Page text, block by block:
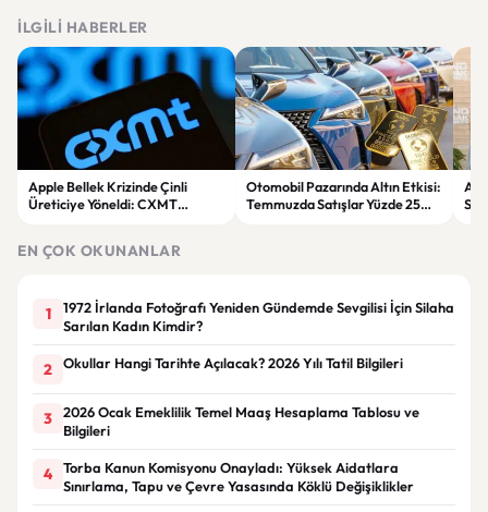
İLGILI HABERLER
Apple Bellek Krizinde Çinli
Üreticiye Yöneldi: CXMT
Otomobil Pazarında Altın Etkisi:
Temmuzda Satışlar Yüzde 25
EN ÇOK OKUNANLAR
1
1972 İrlanda Fotoğrafı Yeniden Gündemde Sevgilisi İçin Silaha
Sarılan Kadın Kimdir?
2 Okullar Hangi Tarihte Açılacak? 2026 Yılı Tatil Bilgileri
3
2026 Ocak Emeklilik Temel Maaş Hesaplama Tablosu ve
Bilgileri
4
Torba Kanun Komisyonu Onayladı: Yüksek Aidatlara
Sınırlama, Tapu ve Çevre Yasasında Köklü Değişiklikler